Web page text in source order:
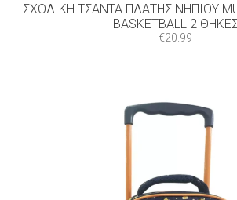
ΣΧΟΛΙΚΉ ΤΣΆΝΤΑ ΠΛΆΤΗΣ ΝΗΠΊΟΥ
BASKETBALL 2
€20.99